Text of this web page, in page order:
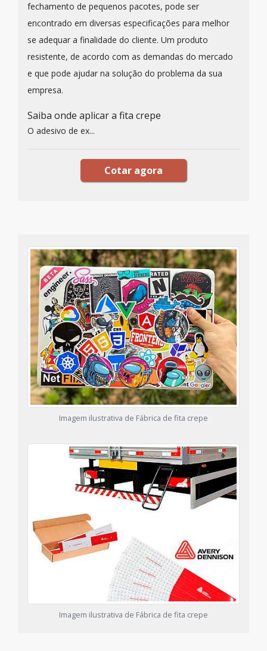
fechamento de pequenos pacotes, pode ser
encontrado em diversas especificações para melhor
se adequar a finalidade do cliente. Um produto
resistente, de acordo com as demandas do mercado
e que pode ajudar na solução do problema da sua
empresa.
Saiba onde aplicar a fita crepe
O adesivo de ex...
Cotar agora
Imagem ilustrativa de Fábrica de fita crepe
Imagem ilustrativa de Fábrica de fita crepe